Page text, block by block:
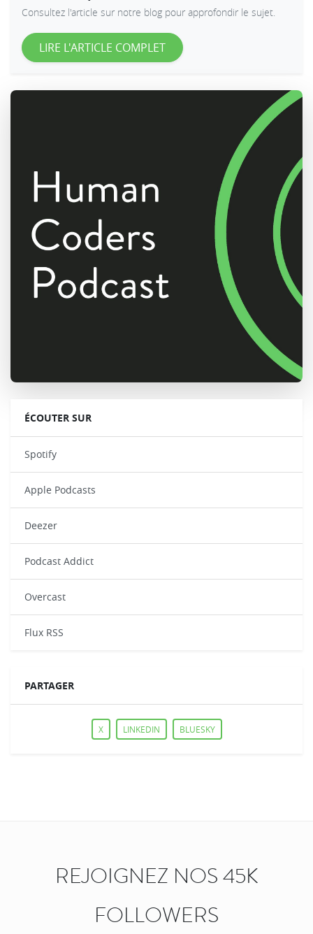
Consultez l'article sur notre blog pour approfondir le sujet.
LIRE L'ARTICLE COMPLET
ÉCOUTER SUR
Spotify
Apple Podcasts
Deezer
Podcast Addict
Overcast
Flux RSS
PARTAGER
X LINKEDIN BLUESKY
REJOIGNEZ NOS 45K
FOLLOWERS